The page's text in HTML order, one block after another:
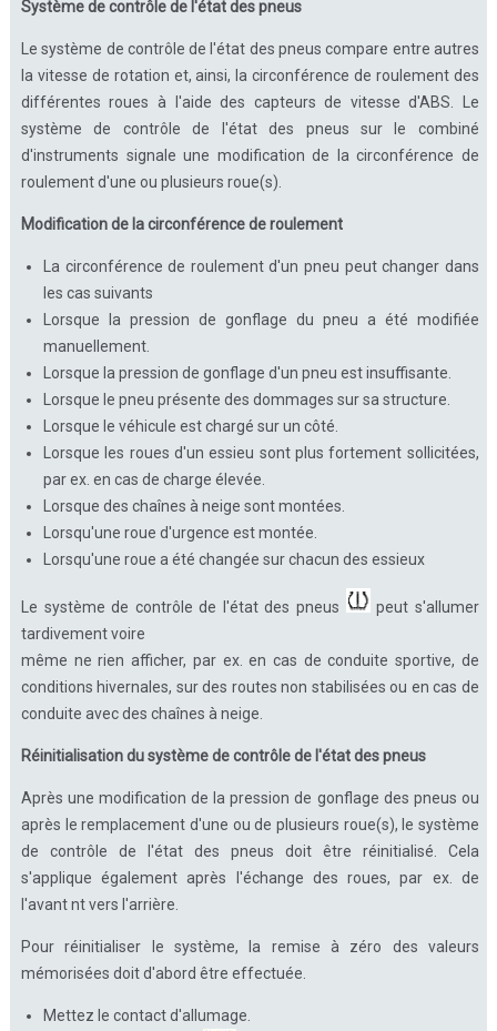
Système de contrôle de l'état des pneus
Le système de contrôle de l'état des pneus compare entre autres
la vitesse de rotation et, ainsi, la circonférence de roulement des
différentes roues à l'aide des capteurs de vitesse d'ABS. Le
système de contrôle de l'état des pneus sur le combiné
d'instruments signale une modification de la circonférence de
roulement d'une ou plusieurs roue(s).
Modification de la circonférence de roulement
La circonférence de roulement d'un pneu peut changer dans
les cas suivants
Lorsque la pression de gonflage du pneu a été modifiée
manuellement.
Lorsque la pression de gonflage d'un pneu est insuffisante.
Lorsque le pneu présente des dommages sur sa structure.
Lorsque le véhicule est chargé sur un côté.
Lorsque les roues d'un essieu sont plus fortement sollicitées,
par ex. en cas de charge élevée.
Lorsque des chaînes à neige sont montées.
Lorsqu'une roue d'urgence est montée.
Lorsqu'une roue a été changée sur chacun des essieux
Le système de contrôle de l'état des pneus
peut s'allumer
tardivement voire
même ne rien afficher, par ex. en cas de conduite sportive, de
conditions hivernales, sur des routes non stabilisées ou en cas de
conduite avec des chaînes à neige.
Réinitialisation du système de contrôle de l'état des pneus
Après une modification de la pression de gonflage des pneus ou
après le remplacement d'une ou de plusieurs roue(s), le système
de contrôle de l'état des pneus doit être réinitialisé. Cela
s'applique également après l'échange des roues, par ex. de
l'avant nt vers l'arrière.
Pour réinitialiser le système, la remise à zéro des valeurs
mémorisées doit d'abord être effectuée.
Mettez le contact d'allumage.